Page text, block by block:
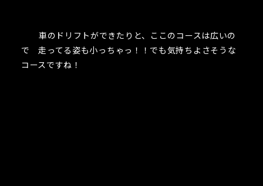
車のドリフトができたりと、ここのコースは広いの
で 走ってる姿も小っちゃっ！！でも気持ちよさそうな
コースですね！